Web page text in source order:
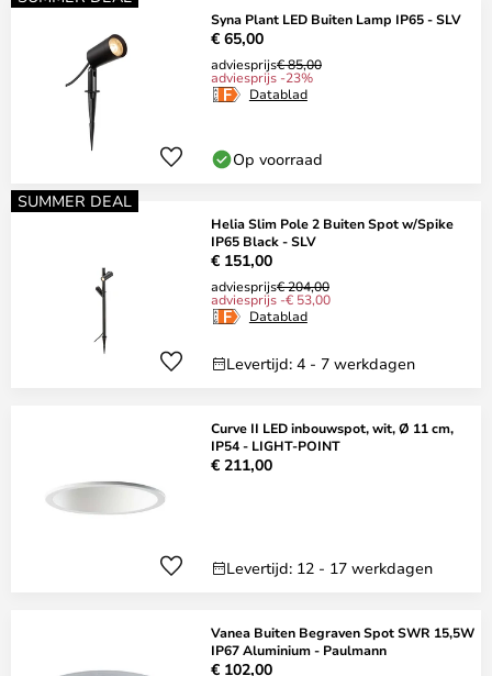
Syna Plant LED Buiten Lamp IP65 - SLV
€ 65,00
adviesprijs€ 85,00
adviesprijs -23%
Datablad
Op voorraad
SUMMER DEAL
Helia Slim Pole 2 Buiten Spot w/Spike
IP65 Black - SLV
€ 151,00
adviesprijs€ 204,00
adviesprijs -€ 53,00
Datablad
Levertijd: 4 - 7 werkdagen
Curve II LED inbouwspot, wit, Ø 11 cm,
IP54 - LIGHT-POINT
€ 211,00
Levertijd: 12 - 17 werkdagen
Vanea Buiten Begraven Spot SWR 15,5W
IP67 Aluminium - Paulmann
€ 102,00